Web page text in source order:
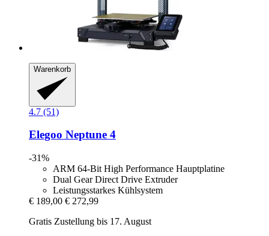
Warenkorb
4.7 (51)
Elegoo Neptune 4
-31%
ARM 64-Bit High Performance Hauptplatine
Dual Gear Direct Drive Extruder
Leistungsstarkes Kühlsystem
€ 189,00 € 272,99
Gratis Zustellung bis 17. August